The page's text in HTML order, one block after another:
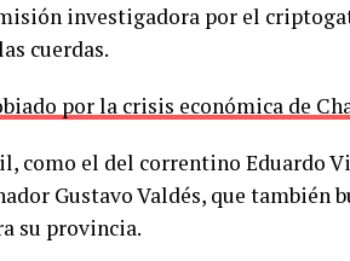
investigadora por el
cuerdas.
por la crisis económica de
como el del correntino Eduardo
Gustavo Valdés, que también
su provincia.